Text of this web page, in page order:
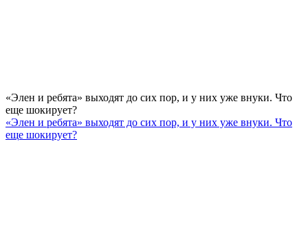
«Элен и ребята» выходят до сих пор, и у них уже внуки. Что
еще шокирует?
«Элен и ребята» выходят до сих пор, и у них уже внуки. Что
еще шокирует?